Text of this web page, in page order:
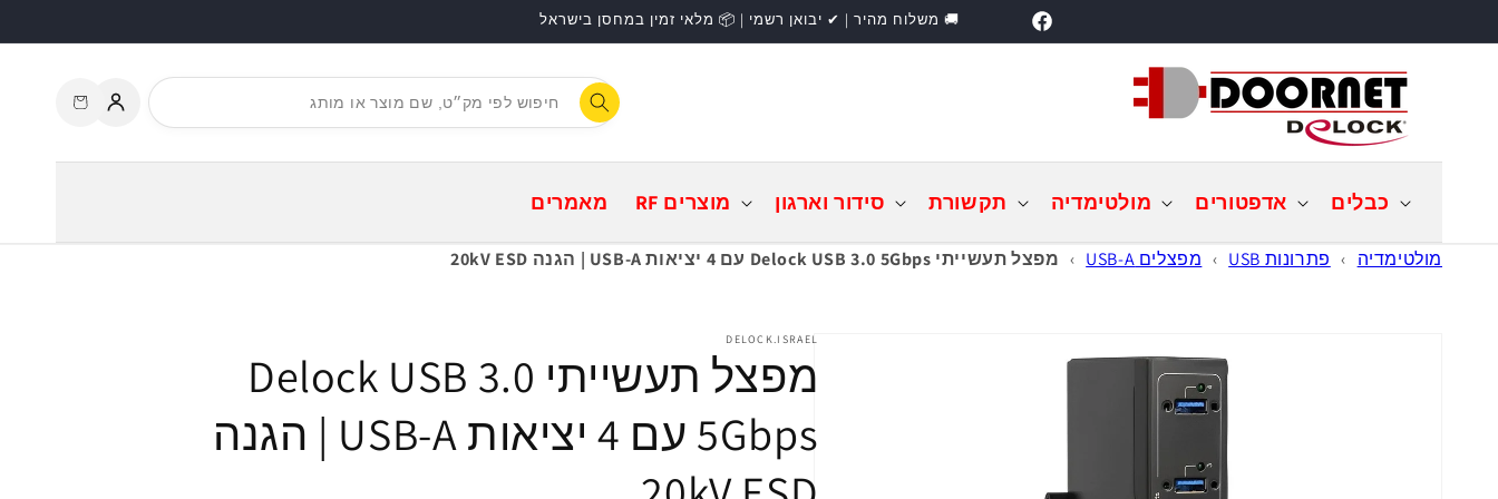
Facebook
🚚 משלוח מהיר | ✔ יבואן רשמי | 📦 מלאי זמין במחסן בישראל
כבלים אדפטורים מולטימדיה תקשורת סידור וארגון מוצרים RF מאמרים
התחברות
התחברות
קניות
מולטימדיה › פתרונות USB › מפצלים USB-A › מפצל תעשייתי Delock USB 3.0 5Gbps עם 4 יציאות USB-A | הגנה 20kV ESD
DELOCK.ISRAEL
מפצל תעשייתי Delock USB 3.0
5Gbps עם 4 יציאות USB-A | הגנה